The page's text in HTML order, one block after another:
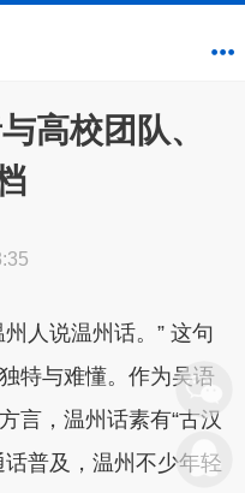
高校团队、
人说温州话。” 这句
特与难懂。作为吴语
言，温州话素有“古汉
普及，温州不少年轻